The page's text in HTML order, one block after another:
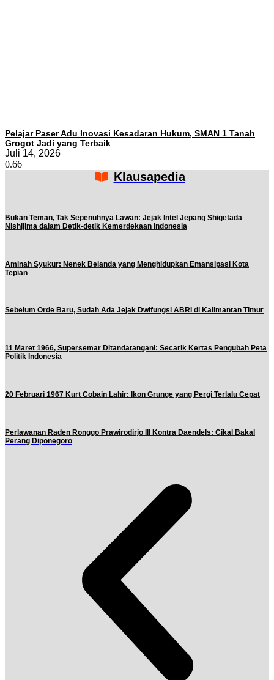
Pelajar Paser Adu Inovasi Kesadaran Hukum, SMAN 1 Tanah
Grogot Jadi yang Terbaik
Juli 14, 2026
Klausapedia
Bukan Teman, Tak Sepenuhnya Lawan: Jejak Intel Jepang Shigetada
Nishijima dalam Detik-detik Kemerdekaan Indonesia
Aminah Syukur: Nenek Belanda yang Menghidupkan Emansipasi Kota
Tepian
Sebelum Orde Baru, Sudah Ada Jejak Dwifungsi ABRI di Kalimantan Timur
11 Maret 1966, Supersemar Ditandatangani: Secarik Kertas Pengubah Peta
Politik Indonesia
20 Februari 1967 Kurt Cobain Lahir: Ikon Grunge yang Pergi Terlalu Cepat
Perlawanan Raden Ronggo Prawirodirjo III Kontra Daendels: Cikal Bakal
Perang Diponegoro